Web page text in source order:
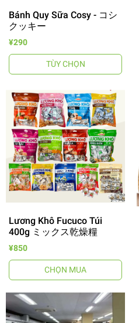
Bánh Quy Sữa Cosy - コシ
クッキー
¥290
TÙY CHỌN
Lương Khô Fucuco Túi
400g ミックス乾燥糧
¥850
CHỌN MUA